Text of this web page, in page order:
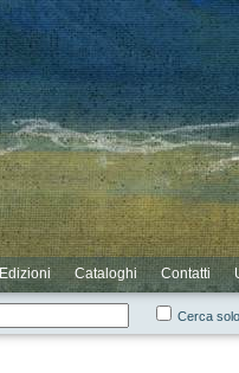
Edizioni Cataloghi Contatti
Cerca